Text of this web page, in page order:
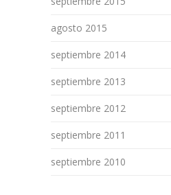
agosto 2015
septiembre 2014
septiembre 2013
septiembre 2012
septiembre 2011
septiembre 2010